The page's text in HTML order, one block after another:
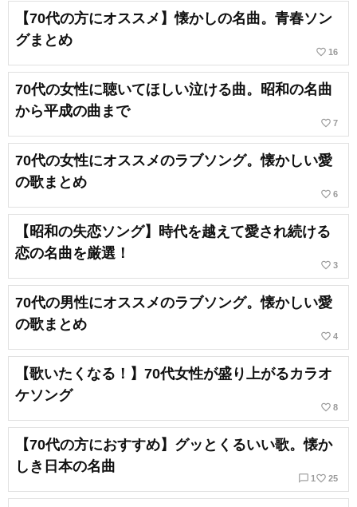
【70代の方にオススメ】懐かしの名曲。青春ソン
グまとめ
favorite_border 16
70代の女性に聴いてほしい泣ける曲。昭和の名曲
から平成の曲まで
favorite_border 7
70代の女性にオススメのラブソング。懐かしい愛
の歌まとめ
favorite_border 6
【昭和の失恋ソング】時代を越えて愛され続ける
恋の名曲を厳選！
favorite_border 3
70代の男性にオススメのラブソング。懐かしい愛
の歌まとめ
favorite_border 4
【歌いたくなる！】70代女性が盛り上がるカラオ
ケソング
favorite_border 8
【70代の方におすすめ】グッとくるいい歌。懐か
しき日本の名曲
chat_bubble_outline 1 favorite_border 25